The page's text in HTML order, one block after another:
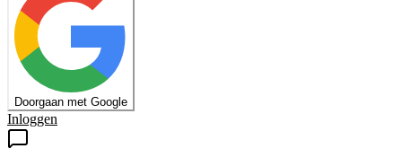
Doorgaan met Google
Inloggen